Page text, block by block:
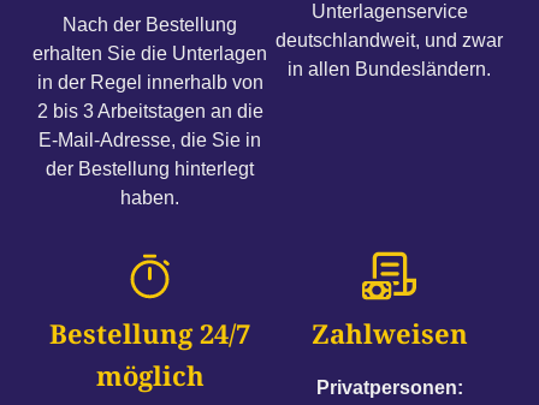
Nach der Bestellung
erhalten Sie die Unterlagen
in der Regel innerhalb von
2 bis 3 Arbeitstagen an die
E-Mail-Adresse, die Sie in
der Bestellung hinterlegt
haben.
Unterlagenservice
deutschlandweit, und zwar
in allen Bundesländern.
Bestellung 24/7
möglich
Zahlweisen
Privatpersonen: